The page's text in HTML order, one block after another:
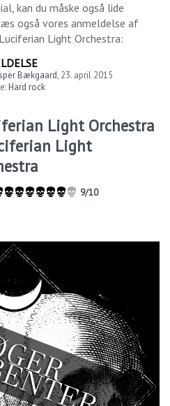
, kan du måske også lide
også vores anmeldelse af
Light Orchestra:
Bækgaard, 23. april 2015
Hard rock
Light Orchestra
Light
9/10